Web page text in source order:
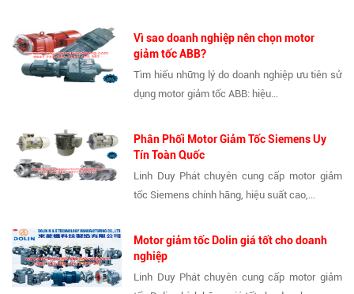
Vì sao doanh nghiệp nên chọn motor
giảm tốc ABB?
Tìm hiểu những lý do doanh nghiệp ưu tiên sử
dụng motor giảm tốc ABB: hiệu...
Phân Phối Motor Giảm Tốc Siemens Uy
Tín Toàn Quốc
Linh Duy Phát chuyên cung cấp motor giảm
tốc Siemens chính hãng, hiệu suất cao,...
Motor giảm tốc Dolin giá tốt cho doanh
nghiệp
Linh Duy Phát chuyên cung cấp motor giảm